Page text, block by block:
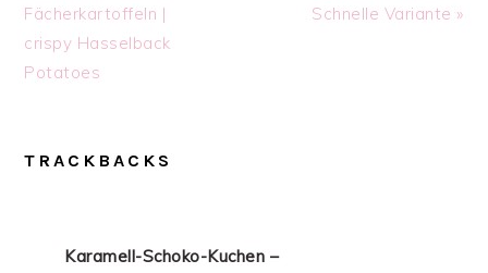
Post:
Fächerkartoffeln |
crispy Hasselback
Potatoes
Post:
Schnelle Variante »
READER
TRACKBACKS
Karamell-Schoko-Kuchen –